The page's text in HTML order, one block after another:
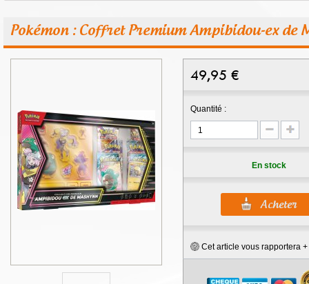
Pokémon : Coffret Premium Ampibidou-ex de
49,95 €
Quantité :
En stock
Cet article vous rapportera +